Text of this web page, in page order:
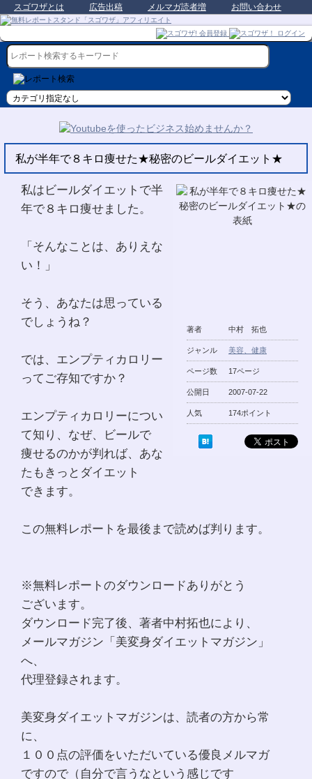
スゴワザとは 広告出稿 メルマガ読者増 お問い合わせ
私が半年で８キロ痩せた★秘密のビールダイエット★
著者 中村 拓也
ジャンル 美容、健康
ページ数 17ページ
公開日 2007-07-22
人気 174ポイント
私はビールダイエットで半
年で８キロ痩せました。
「そんなことは、ありえな
い！」
そう、あなたは思っている
でしょうね？
では、エンプティカロリー
ってご存知ですか？
エンプティカロリーについ
て知り、なぜ、ビールで
痩せるのかが判れば、あな
たもきっとダイエット
できます。
この無料レポートを最後まで読めば判ります。
※無料レポートのダウンロードありがとう
ございます。
ダウンロード完了後、著者中村拓也により、
メールマガジン「美変身ダイエットマガジン」
へ、
代理登録されます。
美変身ダイエットマガジンは、読者の方から常
に、
１００点の評価をいただいている優良メルマガ
ですので（自分で言うなという感じです